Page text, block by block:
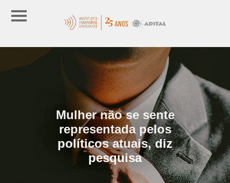
Mulher não se sente
representada pelos
políticos atuais, diz
pesquisa